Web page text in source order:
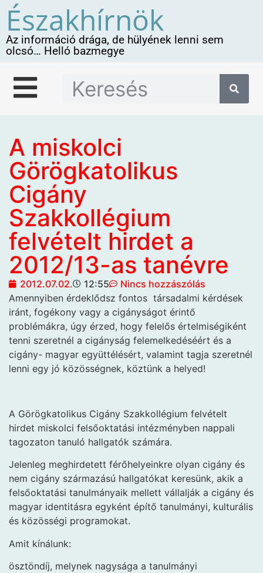
Északhírnök
Az információ drága, de hülyének lenni sem
olcsó… Helló bazmegye
A miskolci
Görögkatolikus
Cigány
Szakkollégium
felvételt hirdet a
2012/13-as tanévre
2012.07.02. 12:55
Nincs hozzászólás
Amennyiben érdeklődsz fontos társadalmi kérdések
iránt, fogékony vagy a cigányságot érintő
problémákra, úgy érzed, hogy felelős értelmiségiként
tenni szeretnél a cigányság felemelkedéséért és a
cigány- magyar együttélésért, valamint tagja szeretnél
lenni egy jó közösségnek, köztünk a helyed!
A Görögkatolikus Cigány Szakkollégium felvételt
hirdet miskolci felsőoktatási intézményben nappali
tagozaton tanuló hallgatók számára.
Jelenleg meghirdetett férőhelyeinkre olyan cigány és
nem cigány származású hallgatókat keresünk, akik a
felsőoktatási tanulmányaik mellett vállalják a cigány és
magyar identitásra egyként építő tanulmányi, kulturális
és közösségi programokat.
Amit kínálunk:
ösztöndíj, melynek nagysága a tanulmányi